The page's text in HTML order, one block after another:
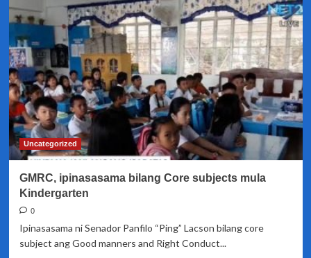
Uncategorized
GMRC, ipinasasama bilang Core subjects mula
Kindergarten
0
Ipinasasama ni Senador Panfilo “Ping” Lacson bilang core
subject ang Good manners and Right Conduct...